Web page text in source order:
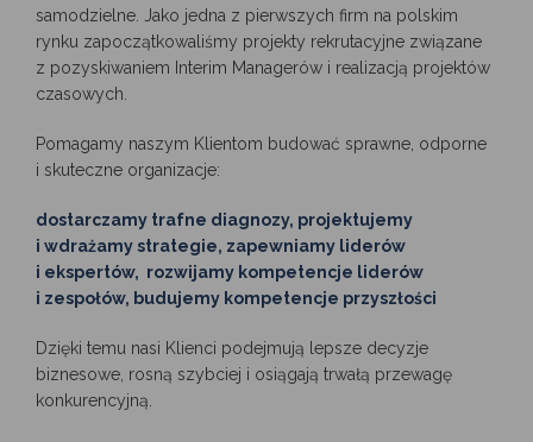
Partnerzy
Kalendarz
samodzielne. Jako jedna z pierwszych firm na polskim
rynku zapoczątkowaliśmy projekty rekrutacyjne związane
z pozyskiwaniem Interim Managerów i realizacją projektów
czasowych.
Pomagamy naszym Klientom budować sprawne, odporne
i skuteczne organizacje:
dostarczamy trafne diagnozy, projektujemy
i wdrażamy strategie, zapewniamy liderów
i ekspertów, rozwijamy kompetencje liderów
i zespołów, budujemy kompetencje przyszłości
Dzięki temu nasi Klienci podejmują lepsze decyzje
biznesowe, rosną szybciej i osiągają trwałą przewagę
konkurencyjną.